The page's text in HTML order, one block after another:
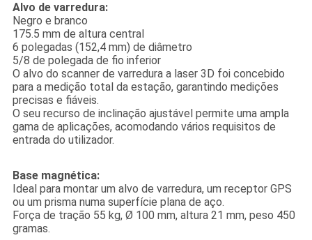
Alvo de varredura:
Negro e branco
175.5 mm de altura central
6 polegadas (152,4 mm) de diâmetro
5/8 de polegada de fio inferior
O alvo do scanner de varredura a laser 3D foi concebido
para a medição total da estação, garantindo medições
precisas e fiáveis.
O seu recurso de inclinação ajustável permite uma ampla
gama de aplicações, acomodando vários requisitos de
entrada do utilizador.
Base magnética:
Ideal para montar um alvo de varredura, um receptor GPS
ou um prisma numa superfície plana de aço.
Força de tração 55 kg, Ø 100 mm, altura 21 mm, peso 450
gramas.